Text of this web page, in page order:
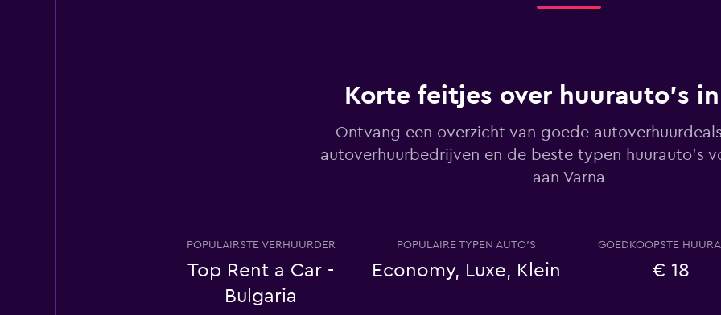
Bekijk prijzen
Korte feitjes over huurauto's in
Ontvang een overzicht van goede
autoverhuurbedrijven en de beste typen huurauto's
aan Varna
POPULAIRSTE VERHUURDER
Top Rent a Car -
Bulgaria
POPULAIRE TYPEN AUTO'S
Economy, Luxe, Klein
GOEDKOOPSTE
€ 18